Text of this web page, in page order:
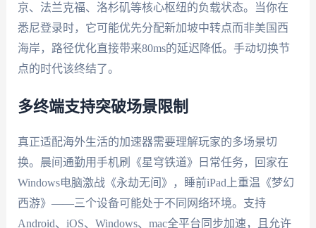
京、法兰克福、洛杉矶等核心枢纽的负载状态。当你在
悉尼登录时，它可能优先分配新加坡中转点而非美国西
海岸，路径优化直接带来80ms的延迟降低。手动切换节
点的时代该终结了。
多终端支持突破场景限制
真正适配海外生活的加速器需要理解玩家的多场景切
换。晨间通勤用手机刷《星穹铁道》日常任务，回家在
Windows电脑激战《永劫无间》，睡前iPad上重温《梦幻
西游》——三个设备可能处于不同网络环境。支持
Android、iOS、Windows、mac全平台同步加速，且允许